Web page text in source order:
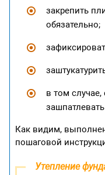
закрепить
обязательно;
в том
Как видим,
пошаговой
Утепление